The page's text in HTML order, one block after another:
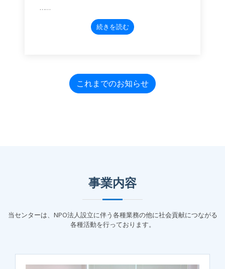
……
続きを読む
これまでのお知らせ
事業内容
当センターは、NPO法人設立に伴う各種業務の他に社会貢献につながる
各種活動を行っております。